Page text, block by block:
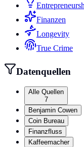
Finanzen
Longevity
True Crime
Datenquellen
Alle Quellen
7
Benjamin Cowen
Coin Bureau
Finanzfluss
Kaffeemacher